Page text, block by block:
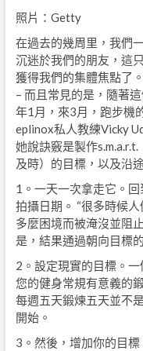
照片：Getty
在過去的幾周里，我們
沉迷於我們的朋友，這
獲得我們的集體焦點了
– 而且常見的是，隨著
年1月，來3月，跑步機
eplinox私人教練Vicky
她說訣竅是製作
及時）的目標，以及沿
1。一天一次拿走它。
拍攝日期。 “很多時候
多麼困境而被淹沒並阻
是，結果通過朝向目標
2。設定現實的目標。
您的健身常規有意義的
每週五天鍛煉五天並不
開始。
3。然後，增加你的目